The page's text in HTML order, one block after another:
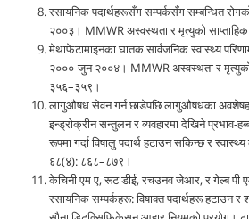
रसायनिक पदार्थहरूसँग सम्पर्कसँग सम्बन्धित
२००३। MMWR अस्वस्थता र मृत्युको
मेथाफेटामाइनका घातक सार्वजनिक स्वास्थ्य
२०००-जुन २००४। MMWR अस्वस्थता र मृत्युको
३५६–३५९।
लागुऔषध सेवन गर्न छाडेपछि लागुऔषधका
इन्ड्रोक्रीन सन्तुलन र व्यवहारमा देखिने प्रभाव-
रूपमा गर्दा विषालु पदार्थ हटाउन सकिन्छ र
६८(४): ८६८–८७९।
केचिनी एम ए, रूट डीई, रचउनव जेआर, र गेल्ब पी
रसायनिक सम्पर्कहरू: विषाक्त पदार्थहरू हटाउन र